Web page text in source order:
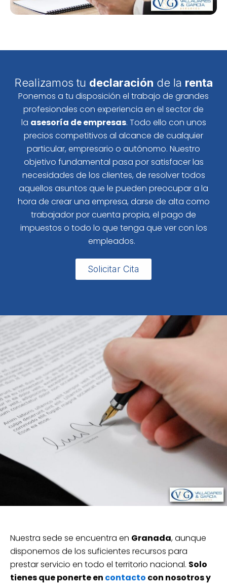
Realizamos tu declaración de la renta
Ponemos a tu disposición el trabajo de grandes
profesionales con experiencia en el sector de
la asesoría de empresas. Todo ello con unos
precios competitivos al alcance de cualquier
particular, empresario o autónomo. Nuestro
objetivo fundamental pasa por satisfacer las
necesidades de los clientes, de resolver todos
aquellos asuntos que le pueden preocupar a la
hora de crear una empresa, darse de alta como
trabajador por cuenta propia, el pago de
impuestos o todo lo que tenga que ver con los
empleados.
Solicitar Cita
Nuestra sede se encuentra en Granada, aunque
disponemos de los suficientes recursos para
prestar servicio en todo el territorio nacional. Solo
tienes que ponerte en contacto con nosotros y